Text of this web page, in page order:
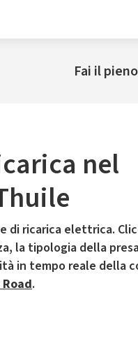
Fai il
nel
di ricarica elettrica.
la tipologia della
in tempo reale della
.